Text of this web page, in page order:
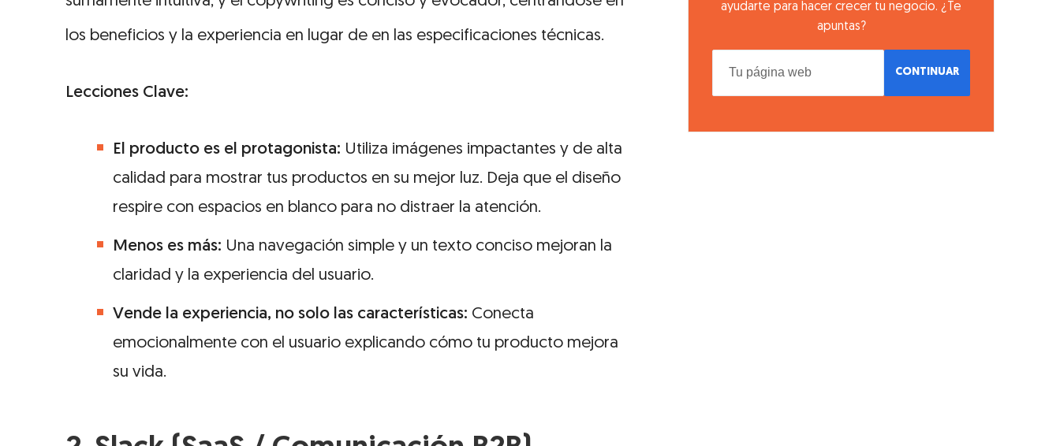
los beneficios y la experiencia en lugar de en las especificaciones técnicas.
Lecciones Clave:
El producto es el protagonista: Utiliza imágenes impactantes y de alta
calidad para mostrar tus productos en su mejor luz. Deja que el diseño
respire con espacios en blanco para no distraer la atención.
Menos es más: Una navegación simple y un texto conciso mejoran la
claridad y la experiencia del usuario.
Vende la experiencia, no solo las características: Conecta
emocionalmente con el usuario explicando cómo tu producto mejora
su vida.
ayudarte para hacer crecer tu negocio. ¿Te
apuntas?
CONTINUAR